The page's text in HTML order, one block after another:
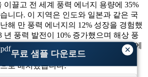
×
무료 샘플 다운로드
이끌고 전 세계 풍력 에너지 용량에 35%
니다. 이 지역은 인도와 일본과 같은 국
해 만 풍력 에너지의 12% 성장을 경험했
년 풍력 발전이 10% 증가했으며 해상 풍
두었습니다. 아시아 태평양의 에너지에
에너지를이 지역의 재생 가능 에너지
로 배치했습니다.